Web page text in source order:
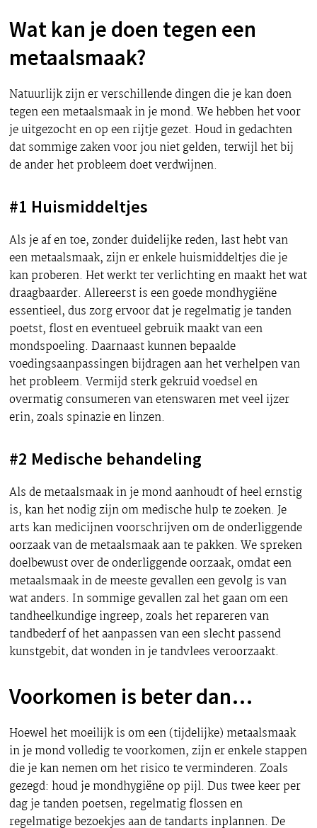
Wat kan je doen tegen een
metaalsmaak?
Natuurlijk zijn er verschillende dingen die je kan doen
tegen een metaalsmaak in je mond. We hebben het voor
je uitgezocht en op een rijtje gezet. Houd in gedachten
dat sommige zaken voor jou niet gelden, terwijl het bij
de ander het probleem doet verdwijnen.
#1 Huismiddeltjes
Als je af en toe, zonder duidelijke reden, last hebt van
een metaalsmaak, zijn er enkele huismiddeltjes die je
kan proberen. Het werkt ter verlichting en maakt het wat
draagbaarder. Allereerst is een goede mondhygiëne
essentieel, dus zorg ervoor dat je regelmatig je tanden
poetst, flost en eventueel gebruik maakt van een
mondspoeling. Daarnaast kunnen bepaalde
voedingsaanpassingen bijdragen aan het verhelpen van
het probleem. Vermijd sterk gekruid voedsel en
overmatig consumeren van etenswaren met veel ijzer
erin, zoals spinazie en linzen.
#2 Medische behandeling
Als de metaalsmaak in je mond aanhoudt of heel ernstig
is, kan het nodig zijn om medische hulp te zoeken. Je
arts kan medicijnen voorschrijven om de onderliggende
oorzaak van de metaalsmaak aan te pakken. We spreken
doelbewust over de onderliggende oorzaak, omdat een
metaalsmaak in de meeste gevallen een gevolg is van
wat anders. In sommige gevallen zal het gaan om een
tandheelkundige ingreep, zoals het repareren van
tandbederf of het aanpassen van een slecht passend
kunstgebit, dat wonden in je tandvlees veroorzaakt.
Voorkomen is beter dan…
Hoewel het moeilijk is om een (tijdelijke) metaalsmaak
in je mond volledig te voorkomen, zijn er enkele stappen
die je kan nemen om het risico te verminderen. Zoals
gezegd: houd je mondhygiëne op pijl. Dus twee keer per
dag je tanden poetsen, regelmatig flossen en
regelmatige bezoekjes aan de tandarts inplannen. De